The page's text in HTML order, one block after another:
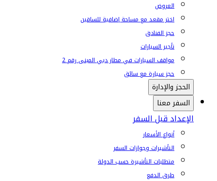
العروض
اختر مقعد مع مساحة إضافية للساقين
حجز الفنادق
تأجير السيارات
مواقف السيارات في مطار دبي المبنى رقم 2
حجز سيارة مع سائق
الحجز والإدارة
السفر معنا
الإعداد قبل السفر
أنواع الأسعار
التأشيرات وجوازات السفر
متطلبات التأشيرة حسب الدولة
طرق الدفع